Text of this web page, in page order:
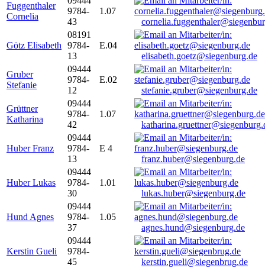
Fuggenthaler
Cornelia
9784-
43
1.07
Götz Elisabeth
08191
9784-
13
E.04
elisabeth.goetz@siegenburg.de
Gruber
Stefanie
09444
9784-
12
E.02
stefanie.gruber@siegenburg.de
Grüttner
Katharina
09444
9784-
42
1.07
Huber Franz
09444
9784-
13
E 4
franz.huber@siegenburg.de
Huber Lukas
09444
9784-
30
1.01
lukas.huber@siegenburg.de
Hund Agnes
09444
9784-
37
1.05
agnes.hund@siegenburg.de
Kerstin Gueli
09444
9784-
45
kerstin.gueli@siegenbrug.de